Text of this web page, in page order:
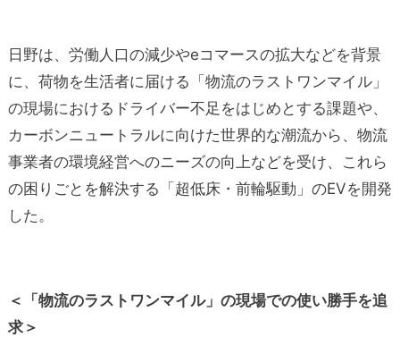
日野は、労働人口の減少やeコマースの拡大などを背景
に、荷物を生活者に届ける「物流のラストワンマイル」
の現場におけるドライバー不足をはじめとする課題や、
カーボンニュートラルに向けた世界的な潮流から、物流
事業者の環境経営へのニーズの向上などを受け、これら
の困りごとを解決する「超低床・前輪駆動」のEVを開発
した。
＜「物流のラストワンマイル」の現場での使い勝手を追
求＞